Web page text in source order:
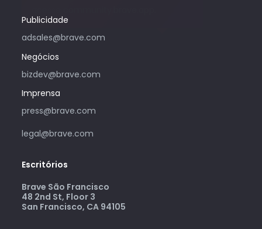
Publicidade
adsales@brave.com
Negócios
bizdev@brave.com
Imprensa
press@brave.com
legal@brave.com
Escritórios
Brave São Francisco
48 2nd St, Floor 3
San Francisco, CA 94105